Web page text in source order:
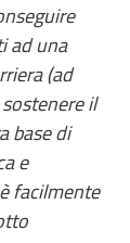
ad una
(ad
il
base di
e
facilmente